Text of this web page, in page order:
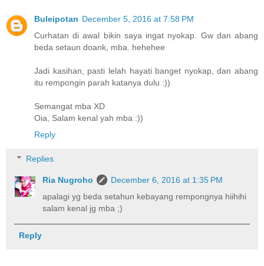
Buleipotan December 5, 2016 at 7:58 PM
Curhatan di awal bikin saya ingat nyokap. Gw dan abang
beda setaun doank, mba. hehehee
Jadi kasihan, pasti lelah hayati banget nyokap, dan abang
itu rempongin parah katanya dulu :))
Semangat mba XD
Oia, Salam kenal yah mba :))
Reply
Replies
Ria Nugroho
December 6, 2016 at 1:35 PM
apalagi yg beda setahun kebayang rempongnya hiihihi
salam kenal jg mba ;)
Reply